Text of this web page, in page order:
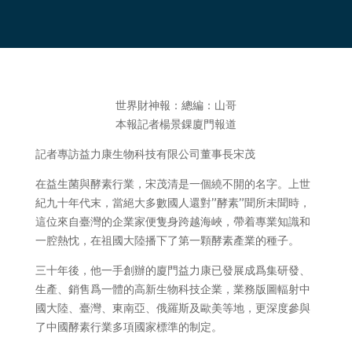
世界財神報：總編：山哥
本報記者楊景錁廈門報道
記者專訪益力康生物科技有限公司董事長宋茂
在益生菌與酵素行業，宋茂清是一個繞不開的名字。上世
紀九十年代末，當絕大多數國人還對”酵素”聞所未聞時，
這位來自臺灣的企業家便隻身跨越海峽，帶着專業知識和
一腔熱忱，在祖國大陸播下了第一顆酵素產業的種子。
三十年後，他一手創辦的廈門益力康已發展成爲集研發、
生產、銷售爲一體的高新生物科技企業，業務版圖輻射中
國大陸、臺灣、東南亞、俄羅斯及歐美等地，更深度參與
了中國酵素行業多項國家標準的制定。